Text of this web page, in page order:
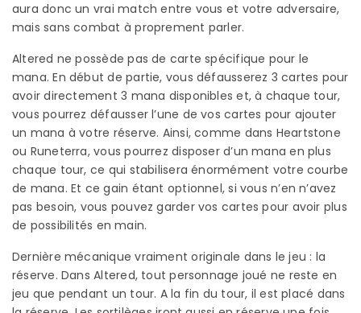
aura donc un vrai match entre vous et votre adversaire,
mais sans combat à proprement parler.
Altered ne possède pas de carte spécifique pour le
mana. En début de partie, vous défausserez 3 cartes pour
avoir directement 3 mana disponibles et, à chaque tour,
vous pourrez défausser l’une de vos cartes pour ajouter
un mana à votre réserve. Ainsi, comme dans Heartstone
ou Runeterra, vous pourrez disposer d’un mana en plus
chaque tour, ce qui stabilisera énormément votre courbe
de mana. Et ce gain étant optionnel, si vous n’en n’avez
pas besoin, vous pouvez garder vos cartes pour avoir plus
de possibilités en main.
Dernière mécanique vraiment originale dans le jeu : la
réserve. Dans Altered, tout personnage joué ne reste en
jeu que pendant un tour. A la fin du tour, il est placé dans